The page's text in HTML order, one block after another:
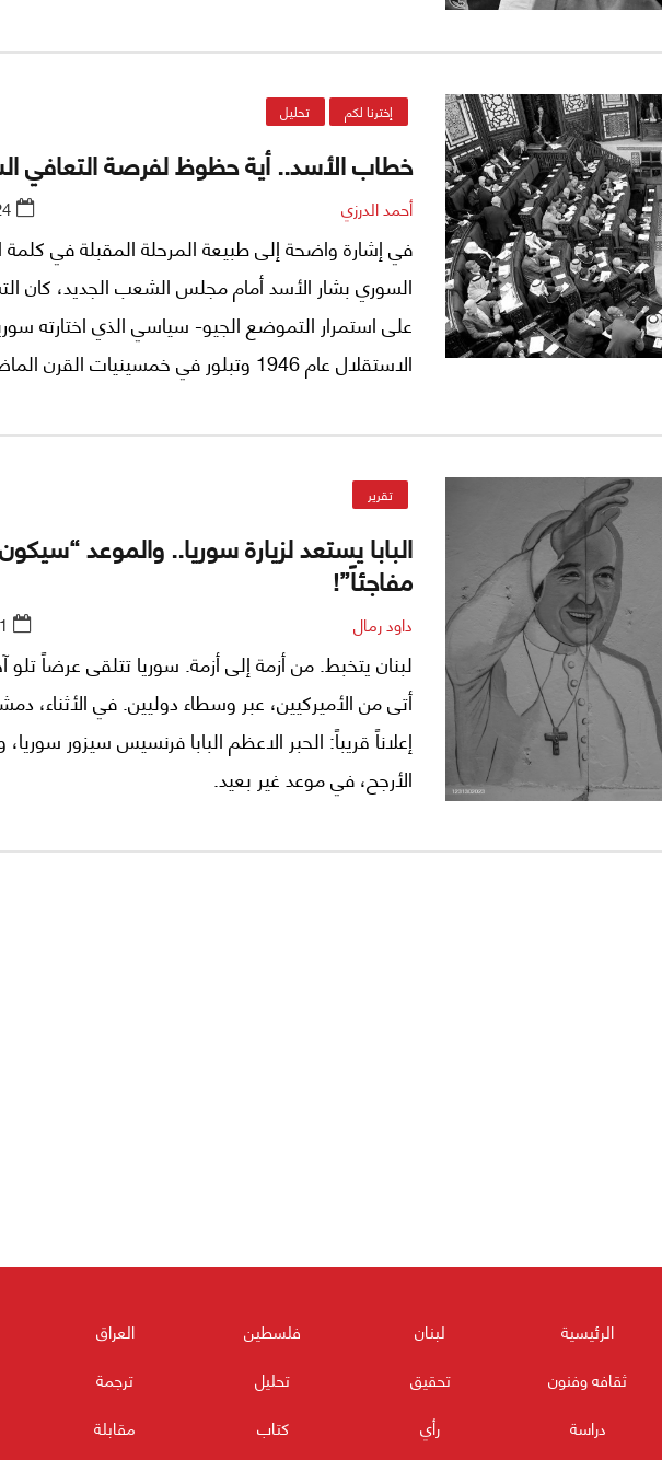
إخترنا لكم تحليل
خطاب الأسد.. أية حظوظ لفرصة التعافي
أحمد الدرزي
في إشارة واضحة إلى طبيعة المرحلة المقبلة في كلمة
السوري بشار الأسد أمام مجلس الشعب الجديد، كان
على استمرار التموضع الجيو- سياسي الذي اختارته
الاستقلال عام 1946 وتبلور في خمسينيات القرن الماضي نسبياً.
تقرير
البابا يستعد لزيارة سوريا.. والموعد “سيكون
مفاجئاً”!
داود رمال
لبنان يتخبط. من أزمة إلى أزمة. سوريا تتلقى عرضاً تلو
أتى من الأميركيين، عبر وسطاء دوليين. في الأثناء،
إعلاناً قريباً: الحبر الاعظم البابا فرنسيس سيزور
الأرجح، في موعد غير بعيد.
الرئيسية لبنان فلسطين العراق
ثقافه وفنون
تحقيق تحليل ترجمة
دراسة
رأي كتاب مقابلة